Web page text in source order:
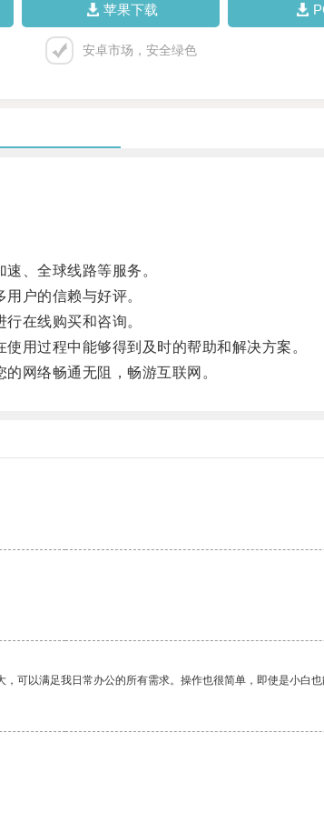
苹果下载
安卓市场，安全绿色
、全球线路等服务。
户的信赖与好评。
在线购买和咨询。
用过程中能够得到及时的帮助和解决方案。
网络畅通无阻，畅游互联网。
可以满足我日常办公的所有需求。操作也很简单，即使是小白也